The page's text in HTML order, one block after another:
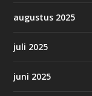
augustus 2025
juli 2025
juni 2025